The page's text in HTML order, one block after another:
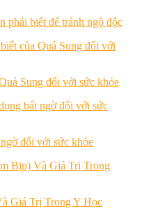
phải biết để tránh ngộ độc
Sung đối với sức khỏe
đối với sức khỏe
Giá Trị Trong Y Học